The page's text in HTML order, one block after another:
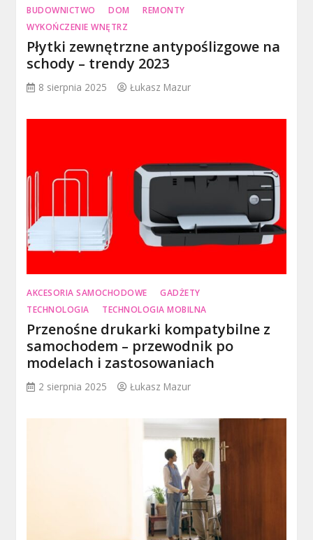
BUDOWNICTWO DOM
REMONTY
WYKOŃCZENIE WNĘTRZ
Płytki zewnętrzne antypoślizgowe na
schody – trendy 2023
8 sierpnia 2025 Łukasz Mazur
AKCESORIA SAMOCHODOWE
GADŻETY
TECHNOLOGIA
TECHNOLOGIA MOBILNA
Przenośne drukarki kompatybilne z
samochodem – przewodnik po
modelach i zastosowaniach
2 sierpnia 2025 Łukasz Mazur